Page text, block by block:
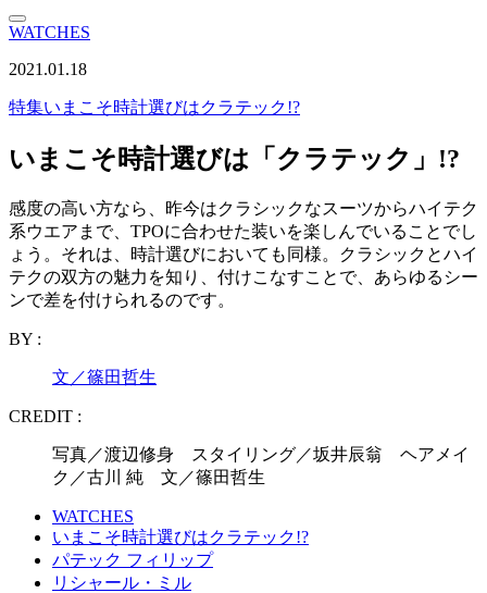
WATCHES
2021.01.18
特集いまこそ時計選びはクラテック!?
いまこそ時計選びは「クラテック」!?
感度の高い方なら、昨今はクラシックなスーツからハイテク
系ウエアまで、TPOに合わせた装いを楽しんでいることでし
ょう。それは、時計選びにおいても同様。クラシックとハイ
テクの双方の魅力を知り、付けこなすことで、あらゆるシー
ンで差を付けられるのです。
BY :
文／篠田哲生
CREDIT :
写真／渡辺修身 スタイリング／坂井辰翁 ヘアメイ
ク／古川 純 文／篠田哲生
WATCHES
いまこそ時計選びはクラテック!?
パテック フィリップ
リシャール・ミル